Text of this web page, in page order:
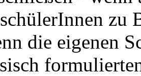
zu
die eigenen